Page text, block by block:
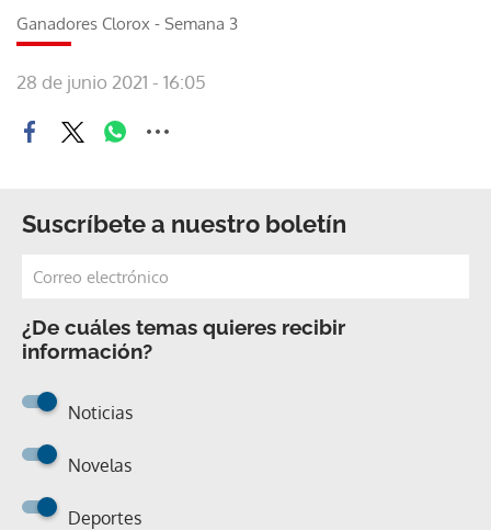
Ganadores Clorox - Semana 3
28 de junio 2021 - 16:05
Suscríbete a nuestro boletín
¿De cuáles temas quieres recibir
información?
Noticias
Novelas
Deportes